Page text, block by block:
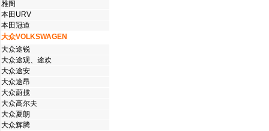
雅阁
本田URV
本田冠道
大众VOLKSWAGEN
大众途锐
大众途观、途欢
大众途安
大众途昂
大众蔚揽
大众高尔夫
大众夏朗
大众辉腾